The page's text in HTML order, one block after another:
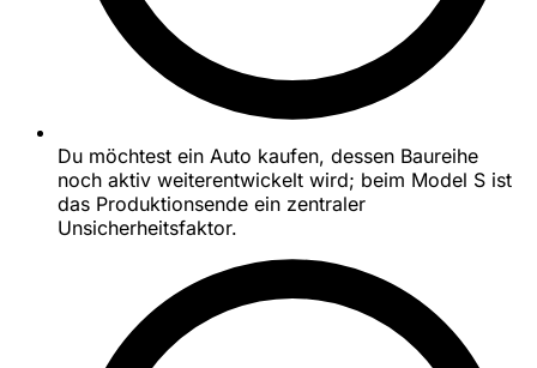
Du möchtest ein Auto kaufen, dessen Baureihe
noch aktiv weiterentwickelt wird; beim Model S ist
das Produktionsende ein zentraler
Unsicherheitsfaktor.